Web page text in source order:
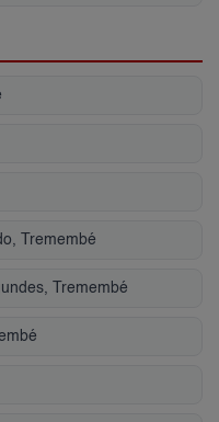
Tremembé
Tremembé